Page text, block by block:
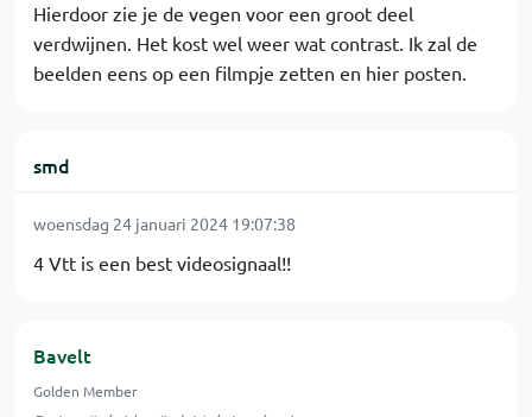
Hierdoor zie je de vegen voor een groot deel
verdwijnen. Het kost wel weer wat contrast. Ik zal de
beelden eens op een filmpje zetten en hier posten.
smd
woensdag 24 januari 2024 19:07:38
4 Vtt is een best videosignaal!!
Bavelt
Golden Member